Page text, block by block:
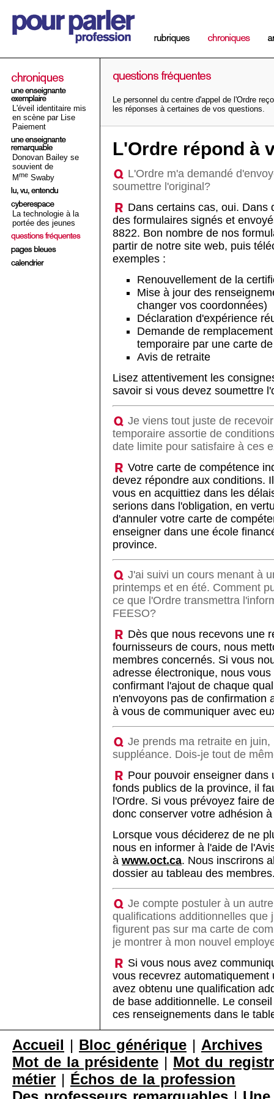
L'éveil identitaire mis
en scène par Lise
Paiement
Donovan Bailey se
souvient de
Mme Swaby
La technologie à la
portée des jeunes
Le personnel du centre d'appel de l'Ordre
les réponses à certaines de vos questions.
L'Ordre répond à
L'Ordre m'a demandé
soumettre l'original?
Dans certains cas, oui. Dans
des formulaires signés et
8822. Bon nombre de nos
partir de notre site web, puis
exemples :
Renouvellement de la
Mise à jour des
changer vos coordonnées)
Déclaration d'expérience
Demande de
temporaire par une carte
Avis de retraite
Lisez attentivement les
savoir si vous devez soumettre
Je viens tout juste de
temporaire assortie de
date limite pour satisfaire à ces
Votre carte de compétence
devez répondre aux conditions.
vous en acquittiez dans les
serions dans l'obligation, en
d'annuler votre carte de
enseigner dans une école
province.
J'ai suivi un cours menant à
printemps et en été. Comment
ce que l'Ordre transmettra
FEESO?
Dès que nous recevons une
fournisseurs de cours, nous
membres concernés. Si vous
adresse électronique, nous
confirmant l'ajout de chaque
n'envoyons pas de confirmation
à vous de communiquer avec
Je prends ma retraite en
suppléance. Dois-je tout de
Pour pouvoir enseigner dans
fonds publics de la province, il
l'Ordre. Si vous prévoyez faire
donc conserver votre adhésion
Lorsque vous déciderez de ne
nous en informer à l'aide de
à www.oct.ca. Nous inscrirons
dossier au tableau des
Je compte postuler à un
qualifications additionnelles que
figurent pas sur ma carte de
je montrer à mon nouvel
Si vous nous avez
vous recevrez
avez obtenu une qualification
de base additionnelle. Le
ces renseignements dans le
Accueil | Bloc générique | Archives
Mot de la présidente | Mot du
métier | Échos de la profession